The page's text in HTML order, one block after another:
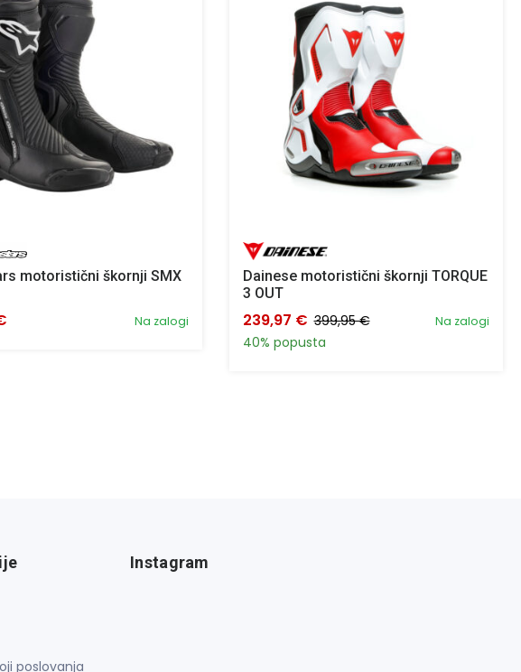
motoristični škornji SMX
Na zalogi
Dainese motoristični škornji TORQUE
3 OUT
Na zalogi
239,97 € 399,95 €
40% popusta
poslovanja
Instagram